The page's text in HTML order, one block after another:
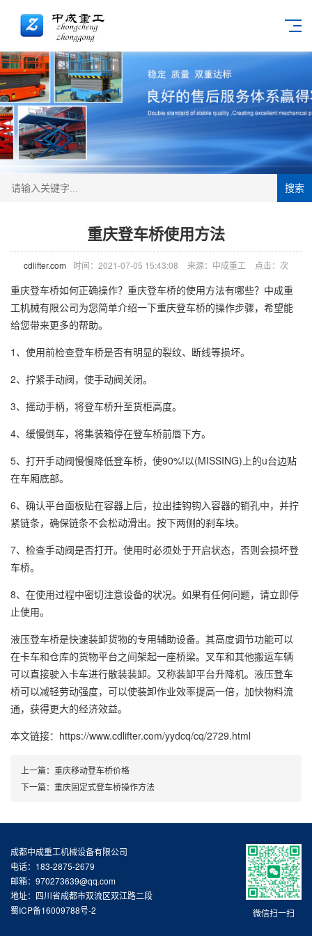
搜索
重庆登车桥使用方法
cdlifter.com 时间：2021-07-05 15:43:08 来源：中成重工 点击： 次
重庆登车桥如何正确操作？重庆登车桥的使用方法有哪些？中成重
工机械有限公司为您简单介绍一下重庆登车桥的操作步骤，希望能
给您带来更多的帮助。
1、使用前检查登车桥是否有明显的裂纹、断线等损坏。
2、拧紧手动阀，使手动阀关闭。
3、摇动手柄，将登车桥升至货柜高度。
4、缓慢倒车，将集装箱停在登车桥前唇下方。
5、打开手动阀慢慢降低登车桥，使90%!以(MISSING)上的u台边贴
在车厢底部。
6、确认平台面板贴在容器上后，拉出挂钩钩入容器的销孔中，并拧
紧链条，确保链条不会松动滑出。按下两侧的刹车块。
7、检查手动阀是否打开。使用时必须处于开启状态，否则会损坏登
车桥。
8、在使用过程中密切注意设备的状况。如果有任何问题，请立即停
止使用。
液压登车桥是快速装卸货物的专用辅助设备。其高度调节功能可以
在卡车和仓库的货物平台之间架起一座桥梁。叉车和其他搬运车辆
可以直接驶入卡车进行散装装卸。又称装卸平台升降机。液压登车
桥可以减轻劳动强度，可以使装卸作业效率提高一倍，加快物料流
通，获得更大的经济效益。
本文链接：https://www.cdlifter.com/yydcq/cq/2729.html
上一篇： 重庆移动登车桥价格
下一篇： 重庆固定式登车桥操作方法
微信扫一扫
成都中成重工机械设备有限公司
电话：183-2875-2679
邮箱：970273639@qq.com
地址：四川省成都市双流区双江路二段
蜀ICP备16009788号-2